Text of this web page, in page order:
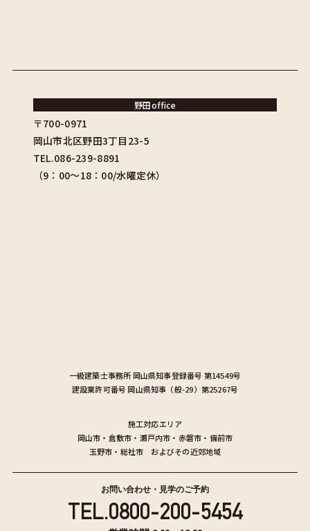
一級建築士事務所 岡山県知事登録番号 第14549号
建設業許可番号 岡山県知事（般-29）第25267号
施工対応エリア
岡山市 ・ 倉敷市 ・ 瀬戸内市 ・ 赤磐市 ・ 備前市
玉野市 ・ 総社市 およびその近郊地域
野田office
〒700-0971
岡山市北区野田3丁目23-5
TEL.086-239-8891
（9：00〜18：00/水曜定休）
お問い合わせ・見学のご予約
TEL.0800-200-5454